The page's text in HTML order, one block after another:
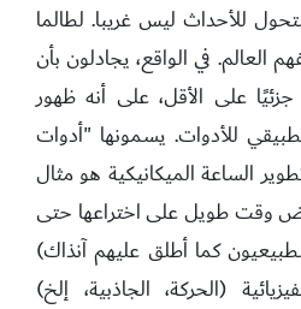
للأحداث ليس غريبا. لطالما
العالم. في الواقع، يجادلون بأن
على الأقل، على أنه ظهور
للأدوات. يسمونها "أدوات
الساعة الميكانيكية هو مثال
وقت طويل على اختراعها حتى
كما أطلق عليهم آنذاك)
(الحركة، الجاذبية، إلخ)